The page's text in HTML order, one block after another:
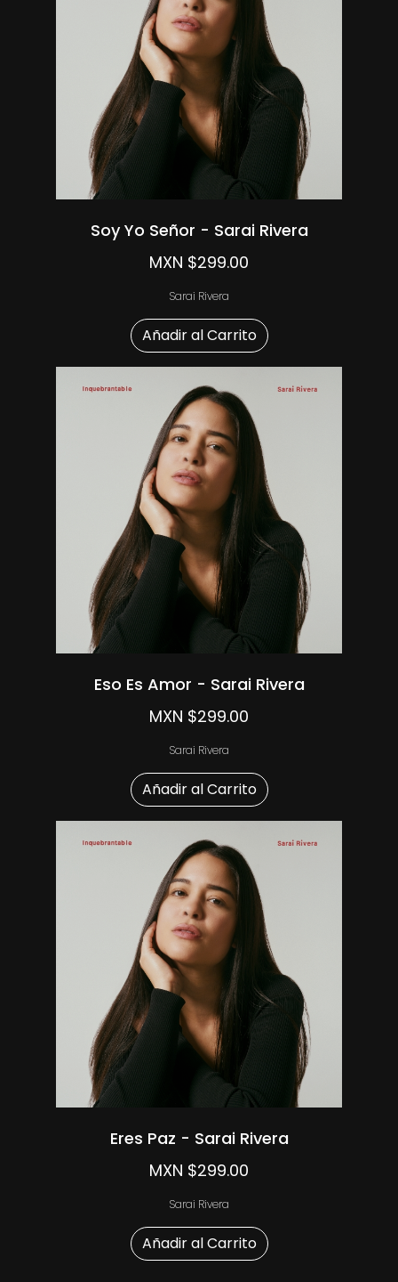
Soy Yo Señor - Sarai Rivera
MXN $299.00
Sarai Rivera
Añadir al Carrito
Eso Es Amor - Sarai Rivera
MXN $299.00
Sarai Rivera
Añadir al Carrito
Eres Paz - Sarai Rivera
MXN $299.00
Sarai Rivera
Añadir al Carrito